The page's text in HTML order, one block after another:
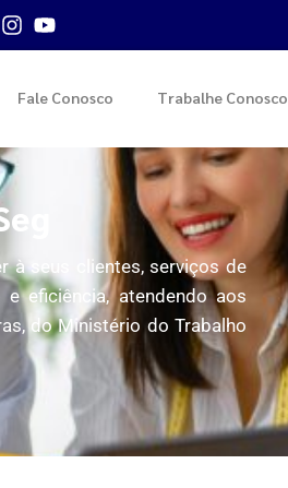
Fale Conosco Trabalhe Conosco
à seus clientes, serviços de
eficiência, atendendo aos
do Ministério do Trabalho